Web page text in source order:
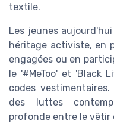
textile.
Les jeunes
héritage activiste, en
engagées ou en
le '#MeToo' et 'Black
codes
des luttes
profonde entre le vêtir